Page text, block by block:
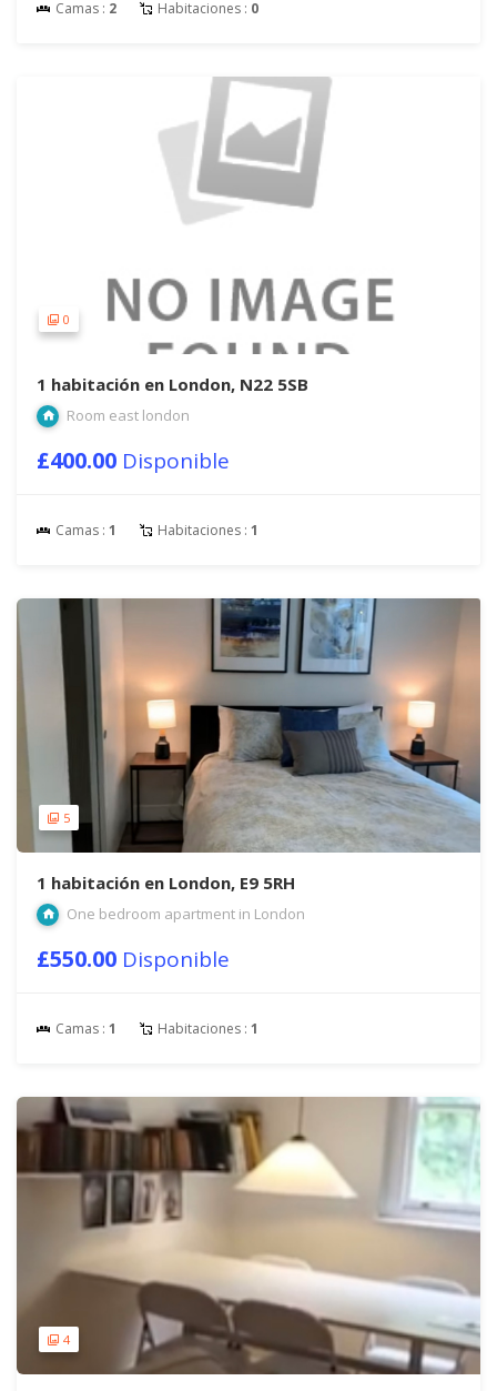
Camas : 2 Habitaciones : 0
0
1 habitación en London, N22 5SB
Room east london
£400.00 Disponible
Camas : 1 Habitaciones : 1
5
1 habitación en London, E9 5RH
One bedroom apartment in London
£550.00 Disponible
Camas : 1 Habitaciones : 1
4